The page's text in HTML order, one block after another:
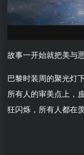
故事一开始就把美与
巴黎时装周的聚光灯
所有人的审美点上，
狂闪烁，所有人都在